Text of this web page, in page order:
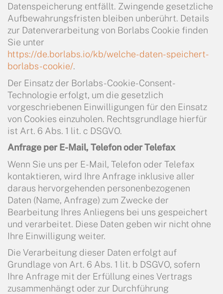
Datenspeicherung entfällt. Zwingende gesetzliche
Aufbewahrungsfristen bleiben unberührt. Details
zur Datenverarbeitung von Borlabs Cookie finden
Sie unter
https://de.borlabs.io/kb/welche-daten-speichert-
borlabs-cookie/.
Der Einsatz der Borlabs-Cookie-Consent-
Technologie erfolgt, um die gesetzlich
vorgeschriebenen Einwilligungen für den Einsatz
von Cookies einzuholen. Rechtsgrundlage hierfür
ist Art. 6 Abs. 1 lit. c DSGVO.
Anfrage per E-Mail, Telefon oder Telefax
Wenn Sie uns per E-Mail, Telefon oder Telefax
kontaktieren, wird Ihre Anfrage inklusive aller
daraus hervorgehenden personenbezogenen
Daten (Name, Anfrage) zum Zwecke der
Bearbeitung Ihres Anliegens bei uns gespeichert
und verarbeitet. Diese Daten geben wir nicht ohne
Ihre Einwilligung weiter.
Die Verarbeitung dieser Daten erfolgt auf
Grundlage von Art. 6 Abs. 1 lit. b DSGVO, sofern
Ihre Anfrage mit der Erfüllung eines Vertrags
zusammenhängt oder zur Durchführung